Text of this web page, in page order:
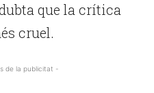
que la crítica
cruel.
de la publicitat -